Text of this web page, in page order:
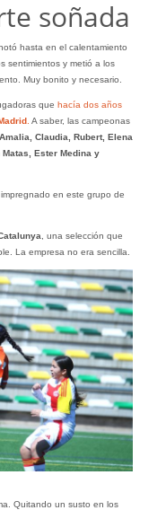
soñada
hasta en el calentamiento
sentimientos y metió a los
Muy bonito y necesario.
que hacía dos años
Madrid . A saber, las campeonas
Claudia, Rubert, Elena
Ester Medina y
en este grupo de
, una selección que
La empresa no era sencilla.
Quitando un susto en los